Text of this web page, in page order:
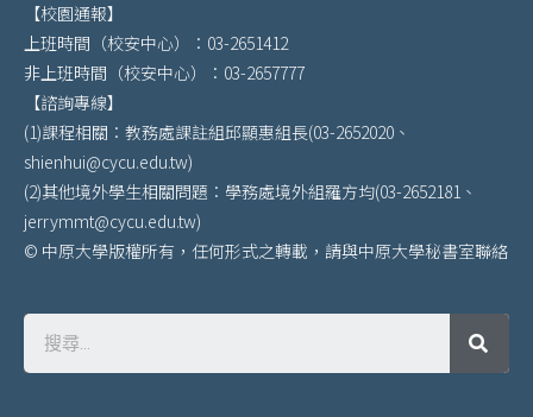
【校園通報】
上班時間（校安中心）：03-2651412
非上班時間（校安中心）：03-2657777
【諮詢專線】
(1)課程相關：教務處課註組邱顯惠組長(03-2652020、
shienhui@cycu.edu.tw)
(2)其他境外學生相關問題：學務處境外組羅方均(03-2652181、
jerrymmt@cycu.edu.tw)
© 中原大學版權所有，任何形式之轉載，請與中原大學秘書室聯絡